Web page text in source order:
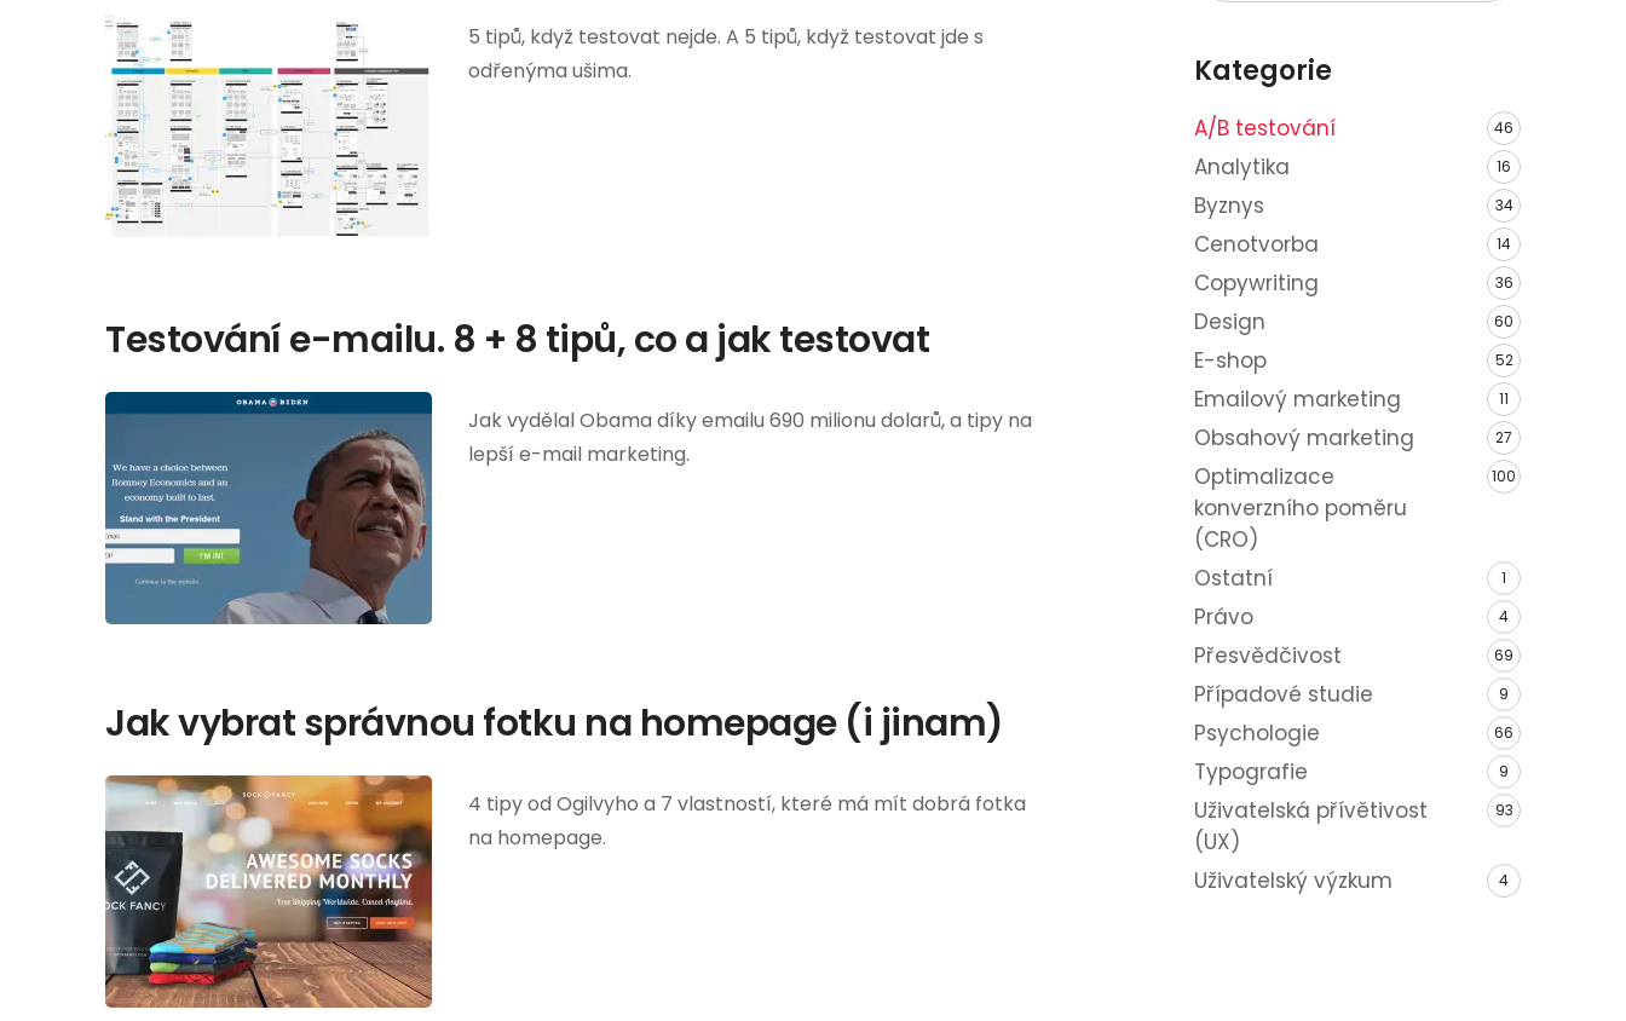
5 tipů, když testovat nejde. A 5 tipů, když testovat jde s
odřenýma ušima.
Testování e-mailu. 8 + 8 tipů, co a jak testovat
Jak vydělal Obama díky emailu 690 milionu dolarů, a tipy na
lepší e-mail marketing.
Jak vybrat správnou fotku na homepage (i jinam)
4 tipy od Ogilvyho a 7 vlastností, které má mít dobrá fotka
na homepage.
Kategorie
A/B testování 46
Analytika 16
Byznys 34
Cenotvorba 14
Copywriting 36
Design 60
E-shop 52
Emailový marketing 11
Obsahový marketing 27
Optimalizace
konverzního poměru
(CRO)
100
Ostatní 1
Právo 4
Přesvědčivost 69
Případové studie 9
Psychologie 66
Typografie 9
Uživatelská přívětivost
(UX)
93
Uživatelský výzkum 4